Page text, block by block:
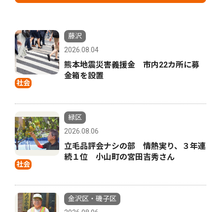
社会
藤沢
2026.08.04
熊本地震災害義援金 市内22カ所に募
金箱を設置
社会
緑区
2026.08.06
立毛品評会ナシの部 情熱実り、３年連
続１位 小山町の宮田吉秀さん
金沢区・磯子区